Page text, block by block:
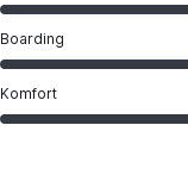
Boarding
Komfort